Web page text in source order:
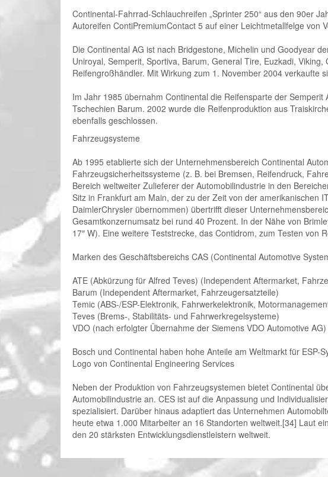
Continental-Fahrrad-Schlauchreifen „Sprinter 250“ aus den 90er
Autoreifen ContiPremiumContact 5 auf einer Leichtmetallfelge von
Die Continental AG ist nach Bridgestone, Michelin und Goodyear
Uniroyal, Semperit, Sportiva, Barum, General Tire, Euzkadi,
Reifengroßhändler. Mit Wirkung zum 1. November 2004 verkaufte
Im Jahr 1985 übernahm Continental die Reifensparte der
Tschechien Barum. 2002 wurde die Reifenproduktion aus
ebenfalls geschlossen.
Fahrzeugsysteme
Ab 1995 etablierte sich der Unternehmensbereich Continental
Fahrzeugsicherheitssysteme (z. B. bei Bremsen, Reifendruck,
Bereich weltweiter Zulieferer der Automobilindustrie in den
Sitz in Frankfurt am Main, der zu der Zeit von der amerikanischen
DaimlerChrysler übernommen) übertrifft dieser
Gesamtkonzernumsatz bei rund 40 Prozent. In der Nähe von
17″ W). Eine weitere Teststrecke, das Contidrom, zum Testen
Marken des Geschäftsbereichs CAS (Continental Automotive
ATE (Abkürzung für Alfred Teves) (Independent Aftermarket,
Barum (Independent Aftermarket, Fahrzeugersatzteile)
Temic (ABS-/ESP-Elektronik, Fahrwerkelektronik,
Teves (Brems-, Stabilitäts- und Fahrwerkregelsysteme)
VDO (nach erfolgter Übernahme der Siemens VDO Automotive AG)
Bosch und Continental haben hohe Anteile am Weltmarkt für ESP-
Logo von Continental Engineering Services
Neben der Produktion von Fahrzeugsystemen bietet Continental
Automobilindustrie an. CES ist auf die Anpassung und
spezialisiert. Darüber hinaus adaptiert das Unternehmen
heute etwa 1.000 Mitarbeiter an 16 Standorten weltweit.[34] Laut
den 20 stärksten Entwicklungsdienstleistern weltweit.